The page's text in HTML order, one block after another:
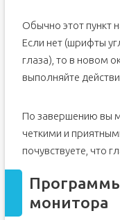
Обычно этот пункт
Если нет (шрифты
глаза), то в новом
выполняйте
По завершению вы
четкими и
почувствуете, что
монитора